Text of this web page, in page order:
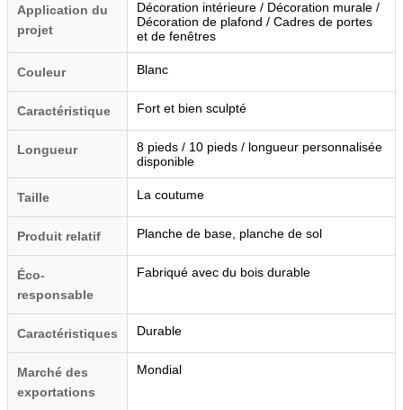
Application du
projet
Décoration intérieure / Décoration murale /
Décoration de plafond / Cadres de portes
et de fenêtres
Couleur Blanc
Caractéristique Fort et bien sculpté
Longueur
8 pieds / 10 pieds / longueur personnalisée
disponible
Taille La coutume
Produit relatif Planche de base, planche de sol
Éco-
responsable
Fabriqué avec du bois durable
Caractéristiques Durable
Marché des
exportations
Mondial